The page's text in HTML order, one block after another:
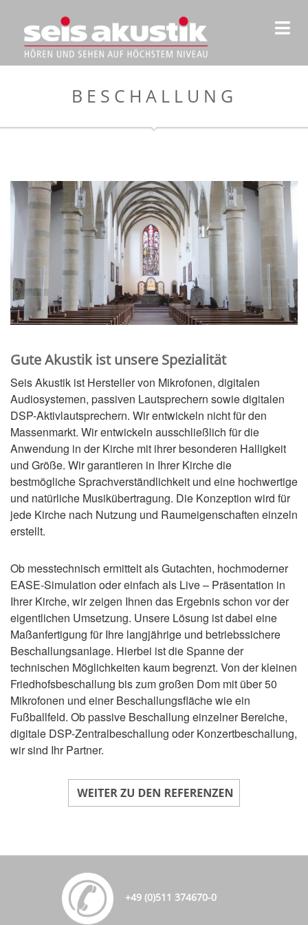
BESCHALLUNG
Gute Akustik ist unsere Spezialität
Seis Akustik ist Hersteller von Mikrofonen, digitalen
Audiosystemen, passiven Lautsprechern sowie digitalen
DSP-Aktivlautsprechern. Wir entwickeln nicht für den
Massenmarkt. Wir entwickeln ausschließlich für die
Anwendung in der Kirche mit ihrer besonderen Halligkeit
und Größe. Wir garantieren in Ihrer Kirche die
bestmögliche Sprachverständlichkeit und eine hochwertige
und natürliche Musikübertragung. Die Konzeption wird für
jede Kirche nach Nutzung und Raumeigenschaften einzeln
erstellt.
Ob messtechnisch ermittelt als Gutachten, hochmoderner
EASE-Simulation oder einfach als Live – Präsentation in
Ihrer Kirche, wir zeigen Ihnen das Ergebnis schon vor der
eigentlichen Umsetzung. Unsere Lösung ist dabei eine
Maßanfertigung für Ihre langjährige und betriebssichere
Beschallungsanlage. Hierbei ist die Spanne der
technischen Möglichkeiten kaum begrenzt. Von der kleinen
Friedhofsbeschallung bis zum großen Dom mit über 50
Mikrofonen und einer Beschallungsfläche wie ein
Fußballfeld. Ob passive Beschallung einzelner Bereiche,
digitale DSP-Zentralbeschallung oder Konzertbeschallung,
wir sind Ihr Partner.
+49 (0)511 374670-0